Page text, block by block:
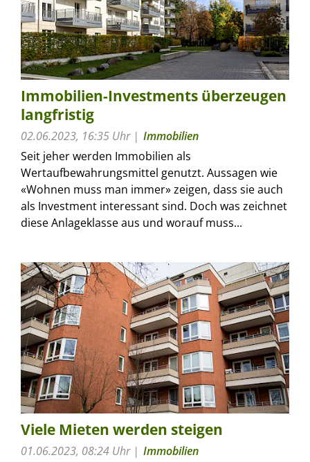
Immobilien-Investments überzeugen
langfristig
02.06.2023, 16:35 Uhr
Immobilien
Seit jeher werden Immobilien als
Wertaufbewahrungsmittel genutzt. Aussagen wie
«Wohnen muss man immer» zeigen, dass sie auch
als Investment interessant sind. Doch was zeichnet
diese Anlageklasse aus und worauf muss...
Viele Mieten werden steigen
01.06.2023, 08:24 Uhr
Immobilien